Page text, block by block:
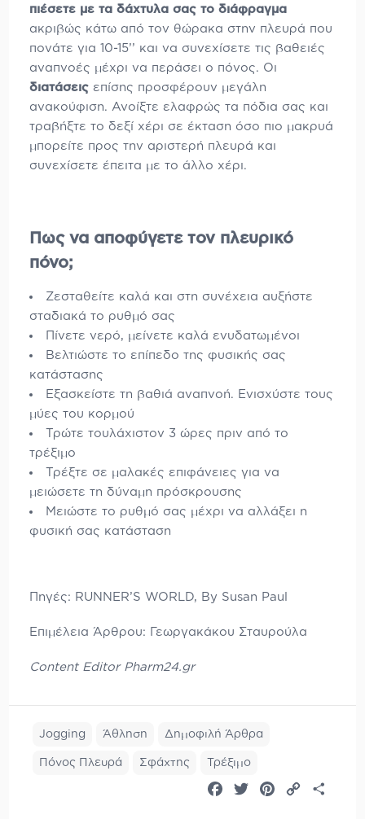
πιέσετε με τα δάχτυλα σας το διάφραγμα
ακριβώς κάτω από τον θώρακα στην πλευρά που
πονάτε για 10-15’’ και να συνεχίσετε τις βαθειές
αναπνοές μέχρι να περάσει ο πόνος. Οι
διατάσεις επίσης προσφέρουν μεγάλη
ανακούφιση. Ανοίξτε ελαφρώς τα πόδια σας και
τραβήξτε το δεξί χέρι σε έκταση όσο πιο μακρυά
μπορείτε προς την αριστερή πλευρά και
συνεχίσετε έπειτα με το άλλο χέρι.
Πως να αποφύγετε τον πλευρικό
πόνο;
Ζεσταθείτε καλά και στη συνέχεια αυξήστε
σταδιακά το ρυθμό σας
Πίνετε νερό, μείνετε καλά ενυδατωμένοι
Βελτιώστε το επίπεδο της φυσικής σας
κατάστασης
Εξασκείστε τη βαθιά αναπνοή. Ενισχύστε τους
μύες του κορμού
Τρώτε τουλάχιστον 3 ώρες πριν από το
τρέξιμο
Τρέξτε σε μαλακές επιφάνειες για να
μειώσετε τη δύναμη πρόσκρουσης
Μειώστε το ρυθμό σας μέχρι να αλλάξει η
φυσική σας κατάσταση
Πηγές: RUNNER’S WORLD, By Susan Paul
Eπιμέλεια Άρθρου: Γεωργακάκου Σταυρούλα
Content Editor Pharm24.gr
Jogging Άθληση Δημοφιλή Άρθρα
Πόνος Πλευρά Σφάχτης Τρέξιμο
Facebook
TwitterPinterest
Copy